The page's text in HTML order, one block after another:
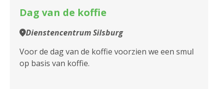
Dag van de koffie
Dienstencentrum Silsburg
Voor de dag van de koffie voorzien we een smul
op basis van koffie.